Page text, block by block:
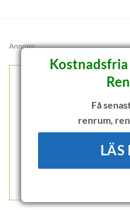
Annons:
Få
renrum,
LÄS